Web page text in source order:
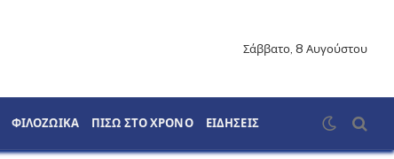
Σάββατο, 8 Αυγούστου
ΦΙΛΟΖΩΙΚΑ ΠΙΣΩ ΣΤΟ ΧΡΟΝΟ ΕΙΔΗΣΕΙΣ